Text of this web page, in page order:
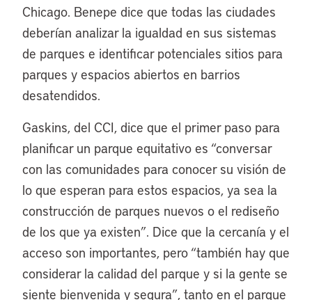
Chicago. Benepe dice que todas las ciudades
deberían analizar la igualdad en sus sistemas
de parques e identificar potenciales sitios para
parques y espacios abiertos en barrios
desatendidos.
Gaskins, del CCI, dice que el primer paso para
planificar un parque equitativo es “conversar
con las comunidades para conocer su visión de
lo que esperan para estos espacios, ya sea la
construcción de parques nuevos o el rediseño
de los que ya existen”. Dice que la cercanía y el
acceso son importantes, pero “también hay que
considerar la calidad del parque y si la gente se
siente bienvenida y segura”, tanto en el parque